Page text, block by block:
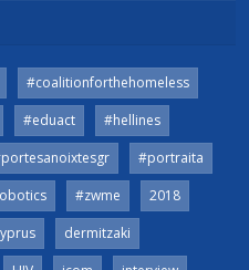
#coalitionforthehomeless
#eduact
#hellines
#portraita
#zwme
2018
dermitzaki